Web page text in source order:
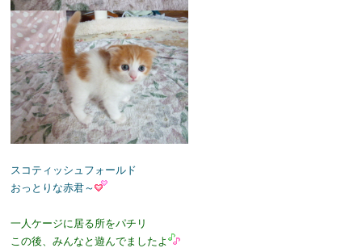
スコティッシュフォールド
おっとりな赤君～
一人ケージに居る所をパチリ
この後、みんなと遊んでましたよ